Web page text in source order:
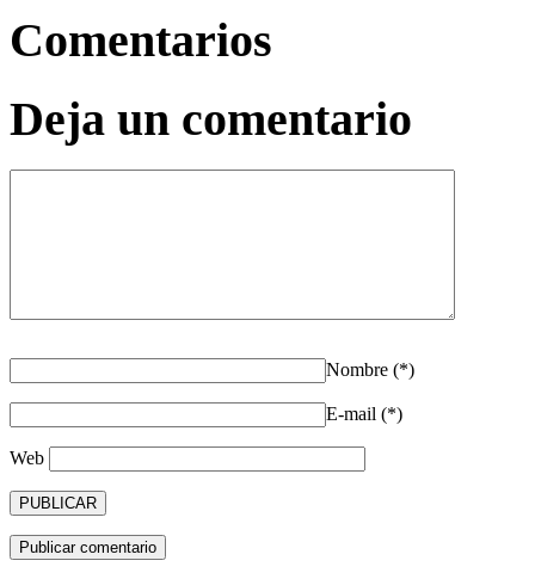
Comentarios
Deja un comentario
Nombre (*)
E-mail (*)
Web